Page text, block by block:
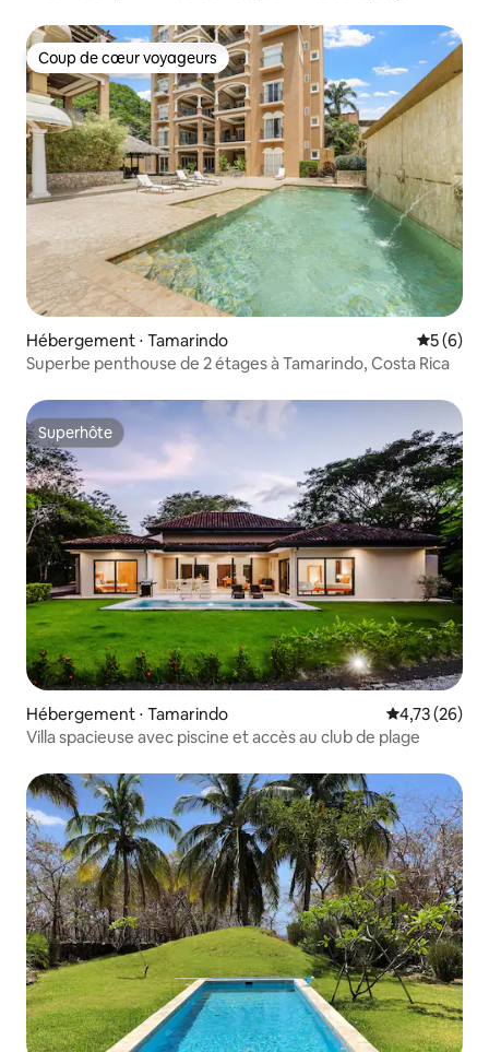
Coup de cœur voyageurs
Coup de cœur voyageurs
Hébergement ⋅ Tamarindo
5 (6)
Superbe penthouse de 2 étages à Tamarindo, Costa Rica
Superhôte
Superhôte
Hébergement ⋅ Tamarindo Évaluation
4,73 (26)
Villa spacieuse avec piscine et accès au club de plage